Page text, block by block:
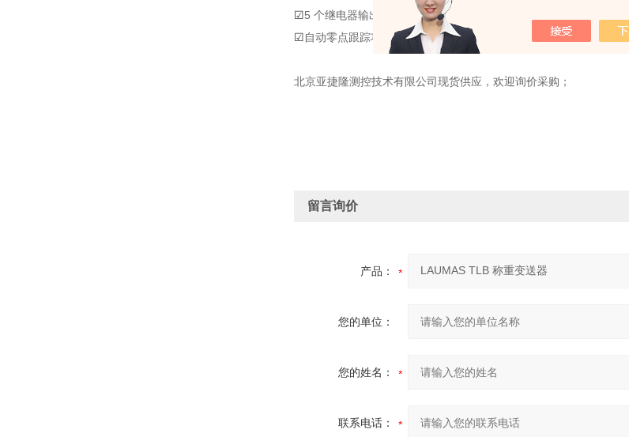
☑5 个继电器输出可自行定义常开常闭，以及是作为低限还是高限报警
☑自动零点跟踪功能
北京亚捷隆测控技术有限公司现货供应，欢迎询价采购；
留言询价
产品：
您的单位：
您的姓名：
联系电话：